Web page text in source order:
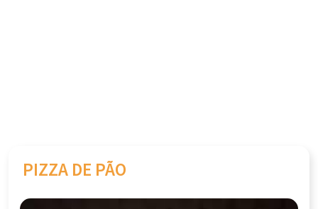
PIZZA DE PÃO